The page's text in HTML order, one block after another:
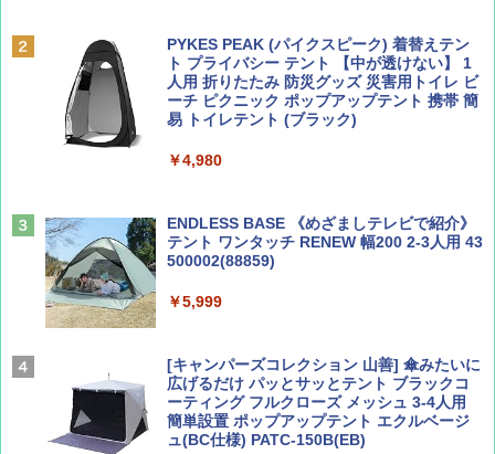
￥1,500
AIRLINE（エアライン）2026年9月号【特
集】ボーイング110周年を祝して！
￥2,479
ァキア 2026～2027 地球の歩き方A ヨーロッ
￥2,277
新しい日本地理 地図・統計・移動から読み
解く (講談社現代新書)
PYKES PEAK (パイクスピーク) 着替えテン
ト プライバシー テント 【中が透けない】 1
人用 折りたたみ 防災グッズ 災害用トイレ ビ
ーチ ピクニック ポップアップテント 携帯 簡
易 トイレテント (ブラック)
￥4,980
ENDLESS BASE 《めざましテレビで紹介》
テント ワンタッチ RENEW 幅200 2-3人用 43
500002(88859)
￥5,999
[キャンパーズコレクション 山善] 傘みたいに
広げるだけ パッとサッとテント ブラックコ
ーティング フルクローズ メッシュ 3-4人用
簡単設置 ポップアップテント エクルベージ
ュ(BC仕様) PATC-150B(EB)